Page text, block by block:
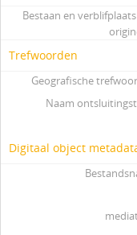
Bestaan en
Trefwoorden
Geografische
Naam
Digitaal object